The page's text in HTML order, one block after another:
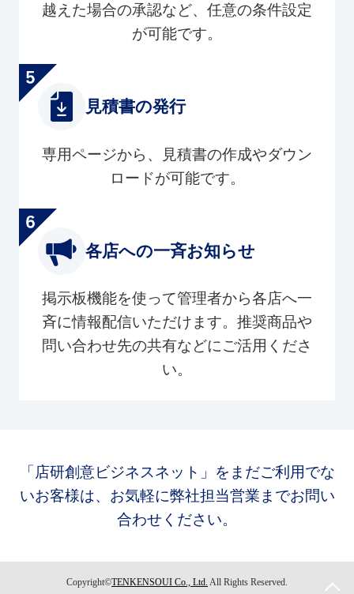
越えた場合の承認など、任意の条件設定
が可能です。
見積書の発行
専用ページから、見積書の作成やダウン
ロードが可能です。
各店への一斉お知らせ
掲示板機能を使って管理者から各店へ一
斉に情報配信いただけます。推奨商品や
問い合わせ先の共有などにご活用くださ
い。
「店研創意ビジネスネット」をまだご利用でな
いお客様は、お気軽に弊社担当営業までお問い
合わせください。
Copyright©TENKENSOUI Co., Ltd. All Rights Reserved.